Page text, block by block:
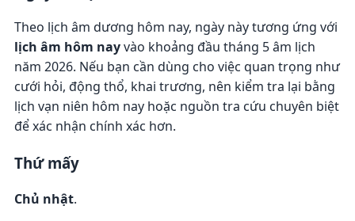
Theo lịch âm dương hôm nay, ngày này tương ứng với
lịch âm hôm nayvào khoảng đầu tháng 5 âm lịch
năm 2026. Nếu bạn cần dùng cho việc quan trọng như
cưới hỏi, động thổ, khai trương, nên kiểm tra lại bằng
lịch vạn niên hôm nay hoặc nguồn tra cứu chuyên biệt
để xác nhận chính xác hơn.
Thứ mấy
Chủ nhật.